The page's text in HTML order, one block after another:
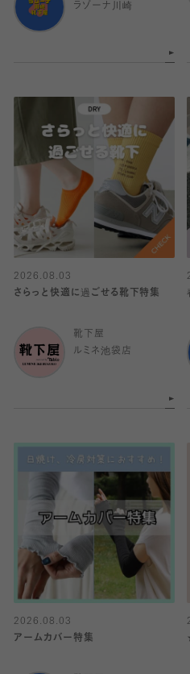
ラゾーナ川崎
2026.08.03
さらっと快適に過ごせる靴下特集
靴下屋
ルミネ池袋店
2026.08.03
アームカバー特集